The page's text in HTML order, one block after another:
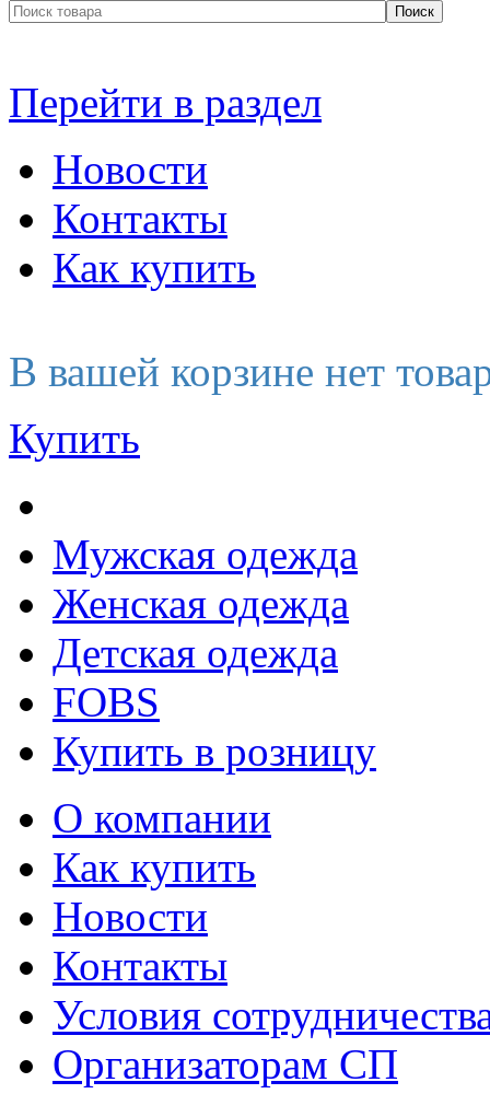
Перейти в раздел
Новости
Контакты
Как купить
В вашей корзине нет
Купить
Мужская одежда
Женская одежда
Детская одежда
FOBS
Купить в розницу
О компании
Как купить
Новости
Контакты
Условия
Организаторам СП